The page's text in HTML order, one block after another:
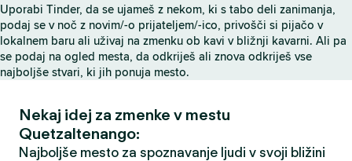
Uporabi Tinder, da se ujameš z nekom, ki s tabo deli zanimanja,
podaj se v noč z novim/-o prijateljem/-ico, privošči si pijačo v
lokalnem baru ali uživaj na zmenku ob kavi v bližnji kavarni. Ali pa
se podaj na ogled mesta, da odkriješ ali znova odkriješ vse
najboljše stvari, ki jih ponuja mesto.
Nekaj idej za zmenke v mestu
Quetzaltenango:
Najboljše mesto za spoznavanje ljudi v svoji bližini